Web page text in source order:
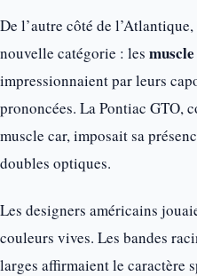
De l’autre côté de
nouvelle catégorie : les
impressionnaient par leurs
prononcées. La Pontiac GTO,
muscle car, imposait sa
doubles optiques.
Les designers américains
couleurs vives. Les bandes
larges affirmaient le caractère